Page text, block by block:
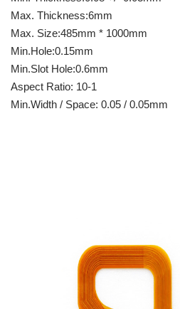
Max. Thickness:6mm
Max. Size:485mm * 1000mm
Min.Hole:0.15mm
Min.Slot Hole:0.6mm
Aspect Ratio: 10-1
Min.Width / Space: 0.05 / 0.05mm